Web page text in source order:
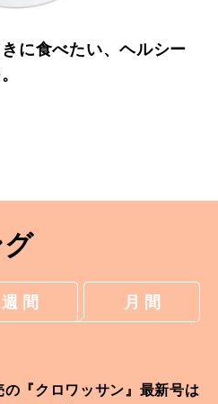
に食べたい、ヘルシー
週 間 月 間
の『クロワッサン』最新号は